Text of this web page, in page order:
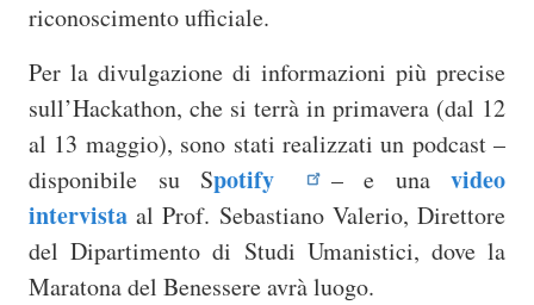
riconoscimento ufficiale.
Per la divulgazione di informazioni più precise
sull’Hackathon, che si terrà in primavera (dal 12
al 13 maggio), sono stati realizzati un podcast –
disponibile su Spotify – e una video
intervista al Prof. Sebastiano Valerio, Direttore
del Dipartimento di Studi Umanistici, dove la
Maratona del Benessere avrà luogo.